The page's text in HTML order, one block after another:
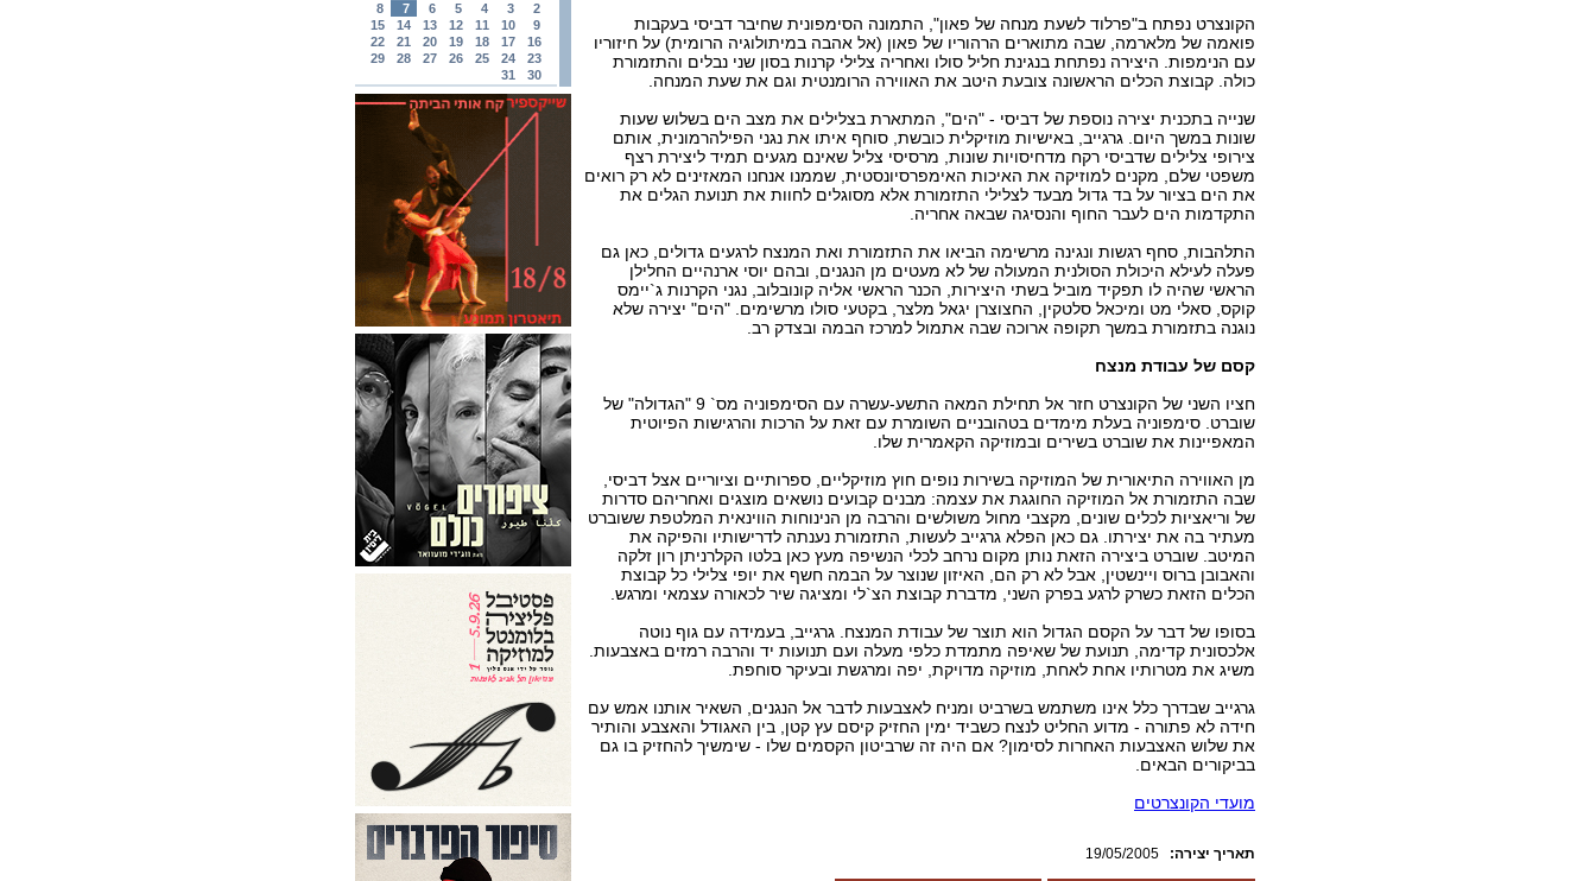
2
3
4
5
6
7
8
9
10
11
12
13
14
15
16
17
18
19
20
21
22
23
24
25
26
27
28
29
30
31
הקונצרט נפתח ב"פרלוד לשעת מנחה של פאון", התמונה הסימפונית שחיבר דביסי בעקבות
פואמה של מלארמה, שבה מתוארים הרהוריו של פאון (אל אהבה במיתולוגיה הרומית) על חיזוריו
עם הנימפות. היצירה נפתחת בנגינת חליל סולו ואחריה צלילי קרנות בסון שני נבלים והתזמורת
כולה. קבוצת הכלים הראשונה צובעת היטב את האווירה הרומנטית וגם את שעת המנחה.
שנייה בתכנית יצירה נוספת של דביסי - "הים", המתארת בצלילים את מצב הים בשלוש שעות
שונות במשך היום. גרגייב, באישיות מוזיקלית כובשת, סוחף איתו את נגני הפילהרמונית, אותם
צירופי צלילים שדביסי רקח מדחיסויות שונות, מרסיסי צליל שאינם מגעים תמיד ליצירת רצף
משפטי שלם, מקנים למוזיקה את האיכות האימפרסיונסטית, שממנו אנחנו המאזינים לא רק רואים
את הים בציור על בד גדול מבעד לצלילי התזמורת אלא מסוגלים לחוות את תנועת הגלים את
התקדמות הים לעבר החוף והנסיגה שבאה אחריה.
התלהבות, סחף רגשות ונגינה מרשימה הביאו את התזמורת ואת המנצח לרגעים גדולים, כאן גם
פעלה לעילא היכולת הסולנית המעולה של לא מעטים מן הנגנים, ובהם יוסי ארנהיים החלילן
הראשי שהיה לו תפקיד מוביל בשתי היצירות, הכנר הראשי אליה קונובלוב, נגני הקרנות ג`יימס
קוקס, סאלי מט ומיכאל סלטקין, החצוצרן יגאל מלצר, בקטעי סולו מרשימים. "הים" יצירה שלא
נוגנה בתזמורת במשך תקופה ארוכה שבה אתמול למרכז הבמה ובצדק רב.
קסם של עבודת מנצח
חציו השני של הקונצרט חזר אל תחילת המאה התשע-עשרה עם הסימפוניה מס` 9 "הגדולה" של
שוברט. סימפוניה בעלת מימדים בטהובניים השומרת עם זאת על הרכות והרגישות הפיוטית
המאפיינות את שוברט בשירים ובמוזיקה הקאמרית שלו.
מן האווירה התיאורית של המוזיקה בשירות נופים חוץ מוזיקליים, ספרותיים וציוריים אצל דביסי,
שבה התזמורת אל המוזיקה החוגגת את עצמה: מבנים קבועים נושאים מוצגים ואחריהם סדרות
של וריאציות לכלים שונים, מקצבי מחול משולשים והרבה מן הנינוחות הווינאית המלטפת ששוברט
מעתיר בה את יצירתו. גם כאן הפלא גרגייב לעשות, התזמורת נענתה לדרישותיו והפיקה את
המיטב. שוברט ביצירה הזאת נותן מקום נרחב לכלי הנשיפה מעץ כאן בלטו הקלרניתן רון זלקה
והאבובן ברוס ויינשטין, אבל לא רק הם, האיזון שנוצר על הבמה חשף את יופי צלילי כל קבוצת
הכלים הזאת כשרק לרגע בפרק השני, מדברת קבוצת הצ`לי ומציגה שיר לכאורה עצמאי ומרגש.
בסופו של דבר על הקסם הגדול הוא תוצר של עבודת המנצח. גרגייב, בעמידה עם גוף נוטה
אלכסונית קדימה, תנועת של שאיפה מתמדת כלפי מעלה ועם תנועות יד והרבה רמזים באצבעות.
משיג את מטרותיו אחת לאחת, מוזיקה מדויקת, יפה ומרגשת ובעיקר סוחפת.
גרגייב שבדרך כלל אינו משתמש בשרביט ומניח לאצבעות לדבר אל הנגנים, השאיר אותנו אמש עם
חידה לא פתורה - מדוע החליט לנצח כשביד ימין החזיק קיסם עץ קטן, בין האגודל והאצבע והותיר
את שלוש האצבעות האחרות לסימון? אם היה זה שרביטון הקסמים שלו - שימשיך להחזיק בו גם
בביקורים הבאים.
מועדי הקונצרטים
19/05/2005 :תאריך יצירה